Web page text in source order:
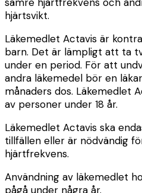
hjärtsvikt.
Läkemedlet Actavis är
barn. Det är lämpligt att ta
under en period. För att
andra läkemedel bör en
månaders dos. Läkemedlet
av personer under 18 år.
Läkemedlet Actavis ska
tillfällen eller är nödvändig
hjärtfrekvens.
Användning av läkemedlet
pågå under några år.